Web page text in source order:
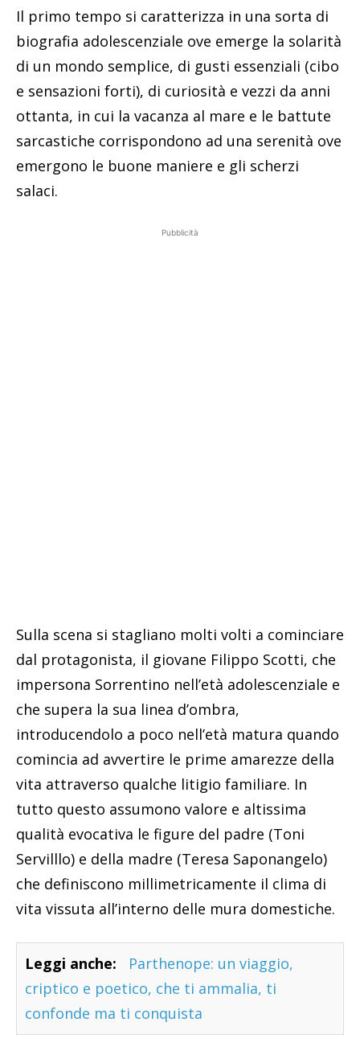
Il primo tempo si caratterizza in una sorta di
biografia adolescenziale ove emerge la solarità
di un mondo semplice, di gusti essenziali (cibo
e sensazioni forti), di curiosità e vezzi da anni
ottanta, in cui la vacanza al mare e le battute
sarcastiche corrispondono ad una serenità ove
emergono le buone maniere e gli scherzi
salaci.
Pubblicità
Sulla scena si stagliano molti volti a cominciare
dal protagonista, il giovane Filippo Scotti, che
impersona Sorrentino nell’età adolescenziale e
che supera la sua linea d’ombra,
introducendolo a poco nell’età matura quando
comincia ad avvertire le prime amarezze della
vita attraverso qualche litigio familiare. In
tutto questo assumono valore e altissima
qualità evocativa le figure del padre (Toni
Servilllo) e della madre (Teresa Saponangelo)
che definiscono millimetricamente il clima di
vita vissuta all’interno delle mura domestiche.
Leggi anche:
Parthenope: un viaggio,
criptico e poetico, che ti ammalia, ti
confonde ma ti conquista